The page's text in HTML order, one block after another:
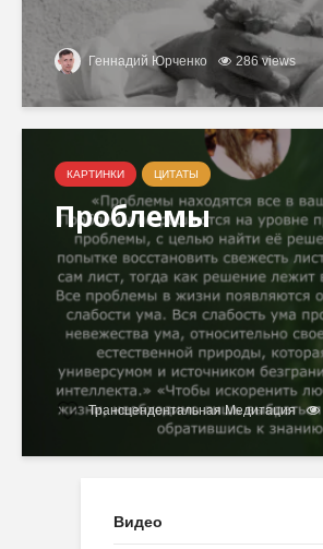
Геннадий Юрченко 286 views
КАРТИНКИ ЦИТАТЫ
Проблемы
Трансцендентальная Медитация
Видео